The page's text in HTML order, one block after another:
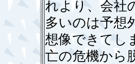
れより、会社
多いのは予想
想像できてし
亡の危機から